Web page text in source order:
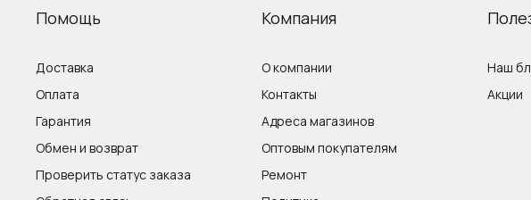
Помощь
Доставка
Оплата
Гарантия
Обмен и возврат
Проверить статус заказа
Компания
О компании
Контакты
Адреса магазинов
Оптовым покупателям
Ремонт
Наш
Акции